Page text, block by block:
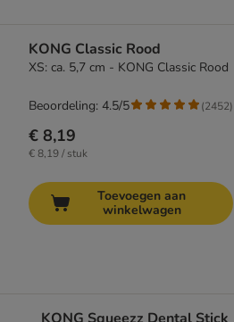
KONG Classic Rood
XS: ca. 5,7 cm - KONG Classic Rood
€ 8,19
€ 8,19 / stuk
Beoordeling: 4.5/5 (2452)
Toevoegen aan
winkelwagen